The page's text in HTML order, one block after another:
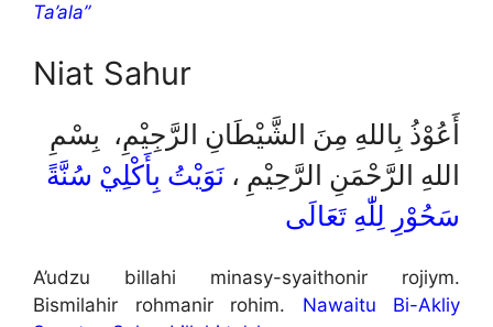
Ta’ala”
Niat Sahur
أَعُوْذُ بِاللهِ مِنَ الشَّيْطَانِ الرَّجِيْمِ، بِسْمِ
اللهِ الرَّحْمَنِ الرَّحِيْمِ ، نَوَيْتُ بِأَكْلِيْ سُنَّةً
سَحُوْرِ لِلّٰهِ تَعَالَى
A’udzu billahi minasy-syaithonir rojiym.
Bismilahir rohmanir rohim. Nawaitu Bi-Akliy